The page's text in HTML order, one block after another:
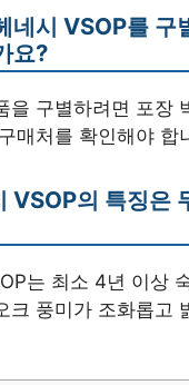
네시 VSOP를 구
요?
을 구별하려면 포장
매처를 확인해야 합
VSOP의 특징은
는 최소 4년 이상
크 풍미가 조화롭고